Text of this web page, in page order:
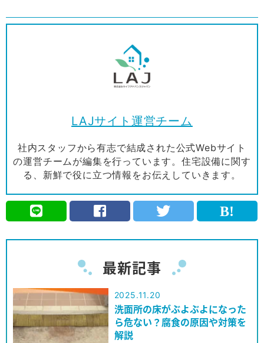
LAJサイト運営チーム
社内スタッフから有志で結成された公式Webサイト
の運営チームが編集を行っています。住宅設備に関す
る、新鮮で役に立つ情報をお伝えしていきます。
最新記事
2025.11.20
洗面所の床がぶよぶよになった
ら危ない？腐食の原因や対策を
解説